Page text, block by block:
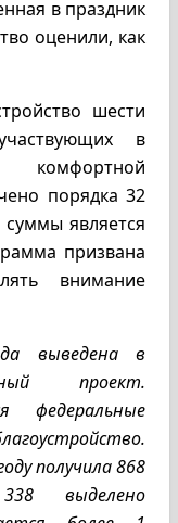
в праздник
оценили, как
шести
в
комфортной
порядка 32
является
призвана
внимание
выведена в
проект.
федеральные
получила 868
выделено